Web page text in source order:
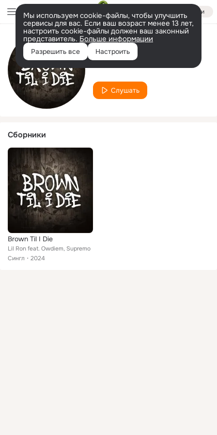
Войти
Мы используем cookie-файлы, чтобы улучшить
сервисы для вас. Если ваш возраст менее 13 лет,
настроить cookie-файлы должен ваш законный
представитель. Больше информации
Разрешить все Настроить
Исполнитель
Owdiem
Слушать
Сборники
Brown Til I Die
Lil Ron feat. Owdiem, Supremo
Сингл
2024